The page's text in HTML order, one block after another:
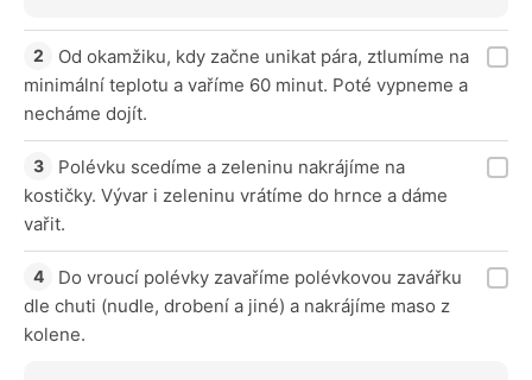
Od okamžiku, kdy začne unikat pára, ztlumíme na
minimální teplotu a vaříme 60 minut. Poté vypneme a
necháme dojít.
Polévku scedíme a zeleninu nakrájíme na
kostičky. Vývar i zeleninu vrátíme do hrnce a dáme
vařit.
Do vroucí polévky zavaříme polévkovou zavářku
dle chuti (nudle, drobení a jiné) a nakrájíme maso z
kolene.